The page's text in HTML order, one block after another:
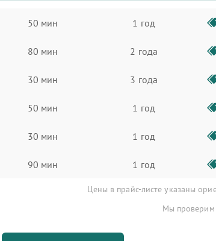
50 мин 1 год
80 мин 2 года
30 мин 3 года
50 мин 1 год
30 мин 1 год
90 мин 1 год
Цены в прайс-листе указаны
Мы проверим